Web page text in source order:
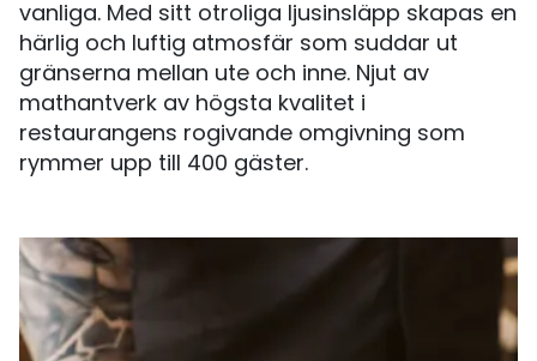
vanliga. Med sitt otroliga ljusinsläpp skapas en
härlig och luftig atmosfär som suddar ut
gränserna mellan ute och inne. Njut av
mathantverk av högsta kvalitet i
restaurangens rogivande omgivning som
rymmer upp till 400 gäster.